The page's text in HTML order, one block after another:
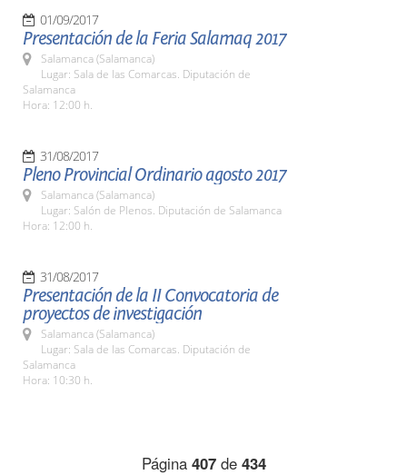
01/09/2017
Presentación de la Feria Salamaq 2017
Salamanca (Salamanca)
Lugar: Sala de las Comarcas. Diputación de
Salamanca
Hora: 12:00 h.
31/08/2017
Pleno Provincial Ordinario agosto 2017
Salamanca (Salamanca)
Lugar: Salón de Plenos. Diputación de Salamanca
Hora: 12:00 h.
31/08/2017
Presentación de la II Convocatoria de
proyectos de investigación
Salamanca (Salamanca)
Lugar: Sala de las Comarcas. Diputación de
Salamanca
Hora: 10:30 h.
Página 407de 434